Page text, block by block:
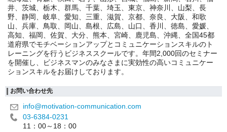
井、茨城、栃木、群馬、千葉、埼玉、東京、神奈川、山梨、長
野、静岡、岐阜、愛知、三重、滋賀、京都、奈良、大阪、和歌
山、兵庫、鳥取、岡山、島根、広島、山口、香川、徳島、愛媛、
高知、福岡、佐賀、大分、熊本、宮崎、鹿児島、沖縄、全国45都
道府県でモチベーションアップとコミュニケーションスキルのト
レーニングを行うビジネススクールです。年間2,000回のセミナー
を開催し、ビジネスマンのみなさまに実効性の高いコミュニケー
ションスキルをお届けしております。
お問い合わせ先
info@motivation-communication.com
03-6384-0231
11：00～18：00